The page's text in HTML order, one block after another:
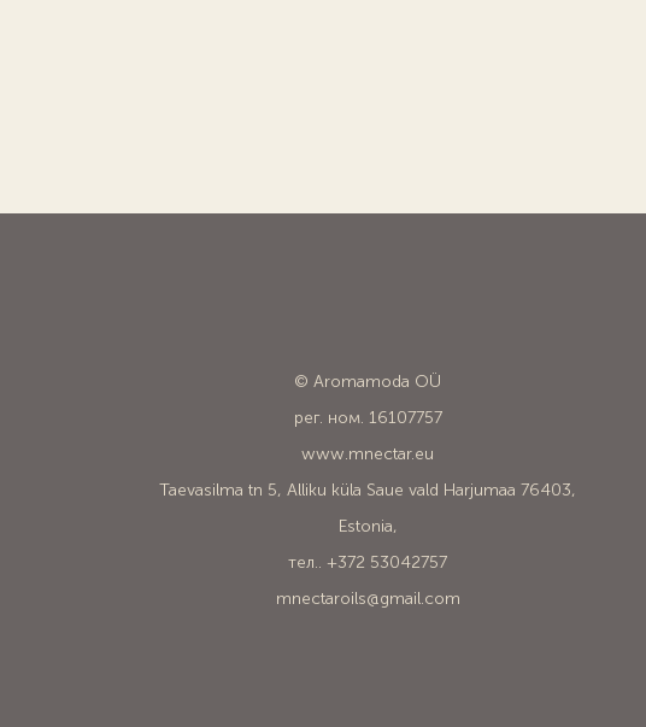
© Aromamoda OÜ
рег. ном. 16107757
www.mnectar.eu
Taevasilma tn 5, Alliku küla Saue vald Harjumaa 76403,
Estonia,
тел.. +372 53042757
mnectaroils@gmail.com